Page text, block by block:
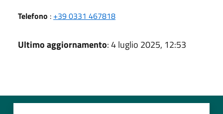
Telefono : +39 0331 467818
Ultimo aggiornamento: 4 luglio 2025, 12:53